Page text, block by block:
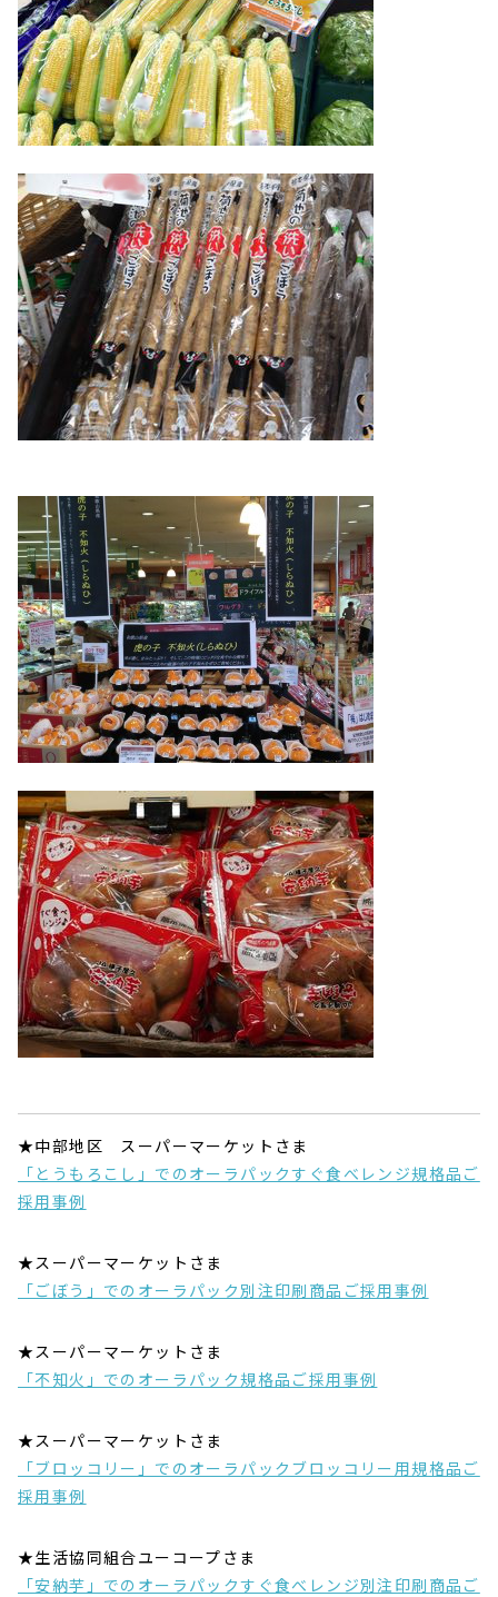
★中部地区 スーパーマーケットさま
「とうもろこし」でのオーラパックすぐ食べレンジ規格品ご
採用事例
★スーパーマーケットさま
「ごぼう」でのオーラパック別注印刷商品ご採用事例
★スーパーマーケットさま
「不知火」でのオーラパック規格品ご採用事例
★スーパーマーケットさま
「ブロッコリー」でのオーラパックブロッコリー用規格品ご
採用事例
★生活協同組合ユーコープさま
「安納芋」でのオーラパックすぐ食べレンジ別注印刷商品ご